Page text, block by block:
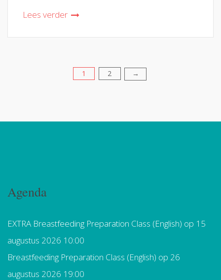
Lees verder
1 2 →
Agenda
EXTRA Breastfeeding Preparation Class (English) op 15
augustus 2026 10:00
Breastfeeding Preparation Class (English) op 26
augustus 2026 19:00